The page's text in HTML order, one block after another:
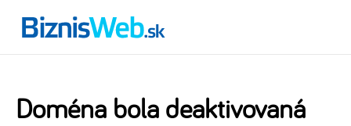
Doména bola deaktivovaná